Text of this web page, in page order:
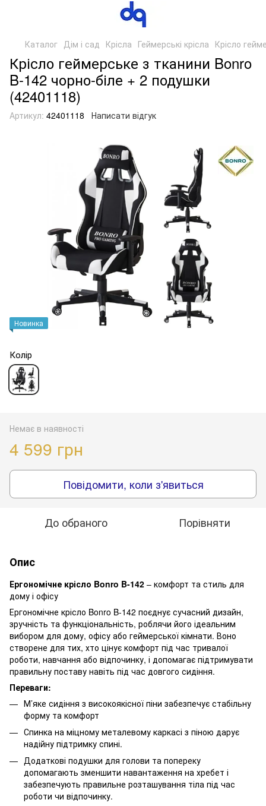
Каталог Дім і сад Крісла Геймерські крісла Крісло
Крісло геймерське з тканини Bonro
B-142 чорно-біле + 2 подушки
(42401118)
Артикул: 42401118 Написати відгук
Новинка
Колір
Немає в наявності
4 599 грн
Повідомити, коли з'явиться
До обраного Порівняти
Опис
Ергономічне крісло Bonro B-142 – комфорт та стиль для
дому і офісу
Ергономічне крісло Bonro B-142 поєднує сучасний дизайн,
зручність та функціональність, роблячи його ідеальним
вибором для дому, офісу або геймерської кімнати. Воно
створене для тих, хто цінує комфорт під час тривалої
роботи, навчання або відпочинку, і допомагає підтримувати
правильну поставу навіть під час довгого сидіння.
Переваги:
М’яке сидіння з високоякісної піни забезпечує стабільну
форму та комфорт
Спинка на міцному металевому каркасі з піною дарує
надійну підтримку спині.
Додаткові подушки для голови та попереку
допомагають зменшити навантаження на хребет і
забезпечують правильне розташування тіла під час
роботи чи відпочинку.